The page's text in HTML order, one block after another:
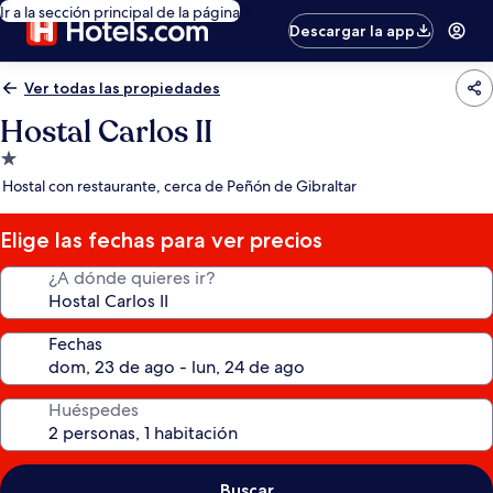
Ir a la sección principal de la página
Descargar la app
Ver todas las propiedades
Hostal Carlos II
Propiedad
de
estrella
Hostal con restaurante, cerca de Peñón de Gibraltar
Elige las fechas para ver precios
¿A dónde quieres ir?
Fechas
Huéspedes